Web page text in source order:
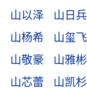
山以泽
山日兵
山杨希
山玺飞
山敬豪
山雅彬
山芯蕾
山凯杉